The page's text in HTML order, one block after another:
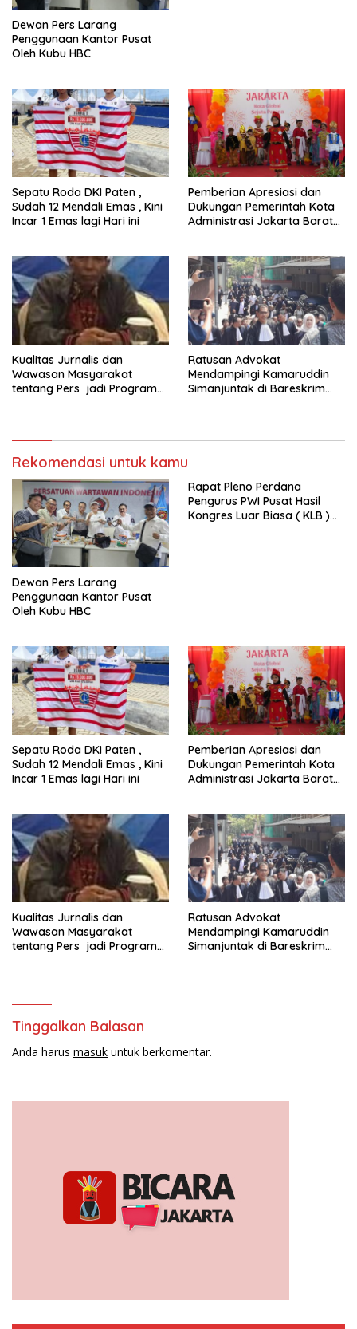
Dewan Pers Larang
Penggunaan Kantor Pusat
Oleh Kubu HBC
Sepatu Roda DKI Paten ,
Sudah 12 Mendali Emas , Kini
Incar 1 Emas lagi Hari ini
Pemberian Apresiasi dan
Dukungan Pemerintah Kota
Administrasi Jakarta Barat
Jelajah Sahabat Perempuan
dan Anak ( SAPA )
Kualitas Jurnalis dan
Wawasan Masyarakat
tentang Pers jadi Program
Ratusan Advokat
Mendampingi Kamaruddin
Simanjuntak di Bareskrim
Rekomendasi untuk kamu
Dewan Pers Larang
Penggunaan Kantor Pusat
Oleh Kubu HBC
Rapat Pleno Perdana
Pengurus PWI Pusat Hasil
Kongres Luar Biasa ( KLB )
Sepatu Roda DKI Paten ,
Sudah 12 Mendali Emas , Kini
Incar 1 Emas lagi Hari ini
Pemberian Apresiasi dan
Dukungan Pemerintah Kota
Administrasi Jakarta Barat
Jelajah Sahabat Perempuan
dan Anak ( SAPA )
Kualitas Jurnalis dan
Wawasan Masyarakat
tentang Pers jadi Program
Ratusan Advokat
Mendampingi Kamaruddin
Simanjuntak di Bareskrim
Tinggalkan Balasan
Anda harus masuk untuk berkomentar.